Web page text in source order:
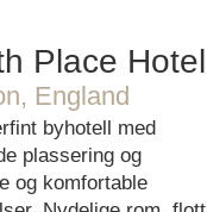
Place Hotel
England
byhotell med
plassering og
og komfortable